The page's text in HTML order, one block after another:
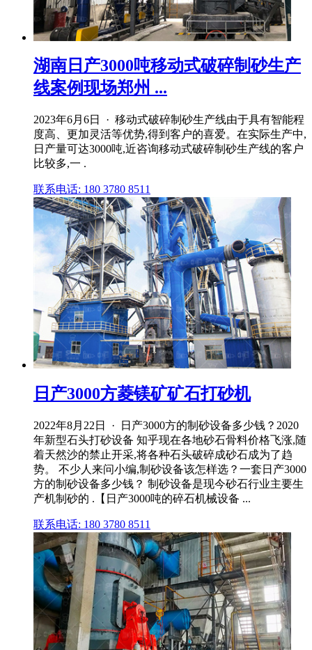
湖南日产3000吨移动式破碎制砂生产
线案例现场郑州 ...
2023年6月6日 · 移动式破碎制砂生产线由于具有智能程
度高、更加灵活等优势,得到客户的喜爱。在实际生产中,
日产量可达3000吨,近咨询移动式破碎制砂生产线的客户
比较多,一 .
联系电话: 180 3780 8511
日产3000方菱镁矿矿石打砂机
2022年8月22日 · 日产3000方的制砂设备多少钱？2020
年新型石头打砂设备 知乎现在各地砂石骨料价格飞涨,随
着天然沙的禁止开采,将各种石头破碎成砂石成为了趋
势。 不少人来问小编,制砂设备该怎样选？一套日产3000
方的制砂设备多少钱？ 制砂设备是现今砂石行业主要生
产机制砂的 .【日产3000吨的碎石机械设备 ...
联系电话: 180 3780 8511